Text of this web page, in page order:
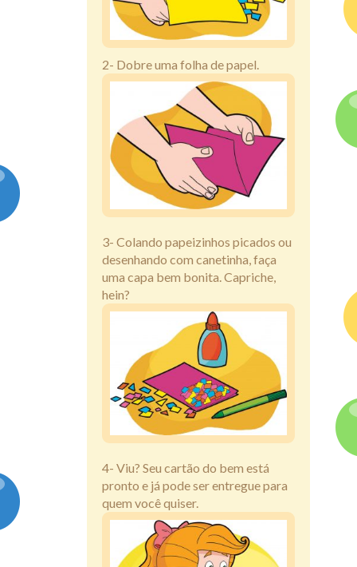
2- Dobre uma folha de papel.
3- Colando papeizinhos picados ou
desenhando com canetinha, faça
uma capa bem bonita. Capriche,
hein?
4- Viu? Seu cartão do bem está
pronto e já pode ser entregue para
quem você quiser.